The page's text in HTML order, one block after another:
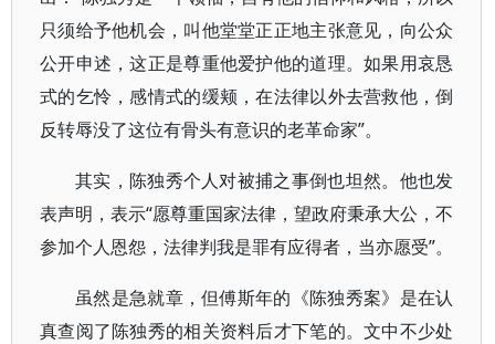
只须给予他机会，叫他堂堂正正地主张意见，向公众
公开申述，这正是尊重他爱护他的道理。如果用哀恳
式的乞怜，感情式的缓颊，在法律以外去营救他，倒
反转辱没了这位有骨头有意识的老革命家”。
其实，陈独秀个人对被捕之事倒也坦然。他也发
表声明，表示“愿尊重国家法律，望政府秉承大公，不
参加个人恩怨，法律判我是罪有应得者，当亦愿受”。
虽然是急就章，但傅斯年的《陈独秀案》是在认
真查阅了陈独秀的相关资料后才下笔的。文中不少处